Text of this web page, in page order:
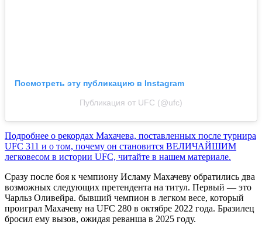
Посмотреть эту публикацию в Instagram
Публикация от UFC (@ufc)
Подробнее о рекордах Махачева, поставленных после турнира
UFC 311 и о том, почему он становится ВЕЛИЧАЙШИМ
легковесом в истории UFC, читайте в нашем материале.
Сразу после боя к чемпиону Исламу Махачеву обратились два
возможных следующих претендента на титул. Первый — это
Чарльз Оливейра. бывший чемпион в легком весе, который
проиграл Махачеву на UFC 280 в октябре 2022 года. Бразилец
бросил ему вызов, ожидая реванша в 2025 году.